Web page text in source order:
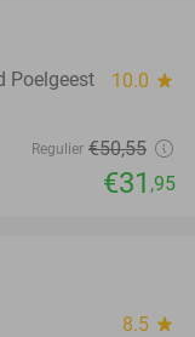
Poelgeest 10.0 star
Regulier €50,55
€31 ,95
8.5 star